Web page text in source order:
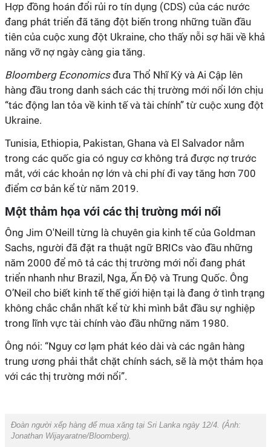
Hợp đồng hoán đổi rủi ro tín dụng (CDS) của các nước
đang phát triển đã tăng đột biến trong những tuần đầu
tiên của cuộc xung đột Ukraine, cho thấy nỗi sợ hãi về khả
năng vỡ nợ ngày càng gia tăng.
Bloomberg Economicsđưa Thổ Nhĩ Kỳ và Ai Cập lên
hàng đầu trong danh sách các thị trường mới nổi lớn chịu
“tác động lan tỏa về kinh tế và tài chính” từ cuộc xung đột
Ukraine.
Tunisia, Ethiopia, Pakistan, Ghana và El Salvador nằm
trong các quốc gia có nguy cơ không trả được nợ trước
mắt, với các khoản nợ lớn và chi phí đi vay tăng hơn 700
điểm cơ bản kể từ năm 2019.
Một thảm họa với các thị trường mới nổi
Ông Jim O'Neill từng là chuyên gia kinh tế của Goldman
Sachs, người đã đặt ra thuật ngữ BRICs vào đầu những
năm 2000 để mô tả các thị trường mới nổi đang phát
triển nhanh như Brazil, Nga, Ấn Độ và Trung Quốc. Ông
O’Neil cho biết kinh tế thế giới hiện tại là đang ở tình trạng
không chắc chắn nhất kể từ khi mình bắt đầu sự nghiệp
trong lĩnh vực tài chính vào đầu những năm 1980.
Ông nói: “Nguy cơ lạm phát kéo dài và các ngân hàng
trung ương phải thắt chặt chính sách, sẽ là một thảm họa
với các thị trường mới nổi”.
Đoàn người xếp hàng để mua xăng tại Sri Lanka ngày 12/4. (Ảnh:
Jonathan Wijayaratne/Bloomberg).